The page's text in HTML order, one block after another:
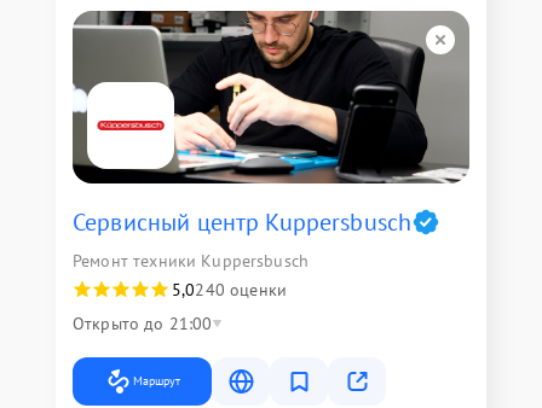
Сервисный центр Kuppersbusch
Ремонт техники Kuppersbusch
5,0240 оценки
Открыто до 21:00
Маршрут